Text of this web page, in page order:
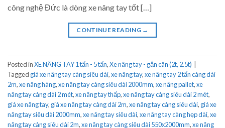
công nghệ Đức là dòng xe nâng tay tốt […]
CONTINUE READING →
Posted inXE NÂNG TAY 1 tấn - 5 tấn,Xe nâng tay - gắn cân (2t, 2.5t)
Tagged giá xe nâng tay càng siêu dài,xe nâng tay,xe nâng tay 2 tấn càng dài
2m,xe nâng hàng,xe nâng tay càng siêu dài 2000mm,xe nâng pallet,xe
nâng tay càng dài 2 mét,xe nâng tay thấp,xe nâng tay càng siêu dài 2 mét,
giá xe nâng tay, giá xe nâng tay càng dài 2m,xe nâng tay càng siêu dài, giá xe
nâng tay siêu dài 2000mm,xe nâng tay siêu dài,xe nâng tay càng hẹp dài,xe
nâng tay càng siêu dài 2m,xe nâng tay càng siêu dài 550x2000mm,xe nâng